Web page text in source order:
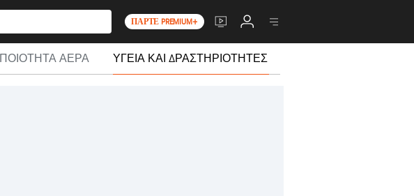
ΠΆΡΤΕ PREMIUM+
ΠΟΙΌΤΗΤΑ ΑΈΡΑ ΥΓΕΊΑ ΚΑΙ ΔΡΑΣΤΗΡΙΌΤΗΤΕΣ